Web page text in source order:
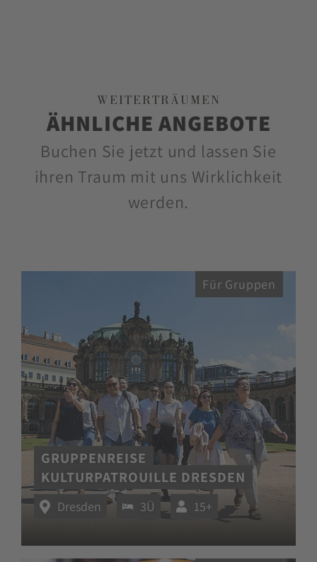
WEITERTRÄUMEN
ÄHNLICHE ANGEBOTE
Buchen Sie jetzt und lassen Sie
ihren Traum mit uns Wirklichkeit
werden.
Für Gruppen
GRUPPENREISE
KULTURPATROUILLE DRESDEN
Dresden 3Ü 15+